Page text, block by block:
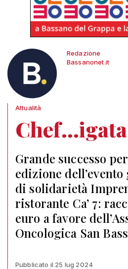
Redazione
Bassanonet.it
Attualità
Chef…igata
Grande successo
edizione
di solidarietà
ristorante Ca’ 7:
euro a favore
Oncologica San
Pubblicato il 25 lug 2024